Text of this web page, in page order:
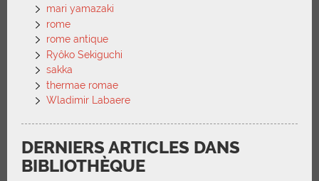
mari yamazaki
rome
rome antique
Ryôko Sekiguchi
sakka
thermae romae
Wladimir Labaere
DERNIERS ARTICLES DANS
BIBLIOTHÈQUE